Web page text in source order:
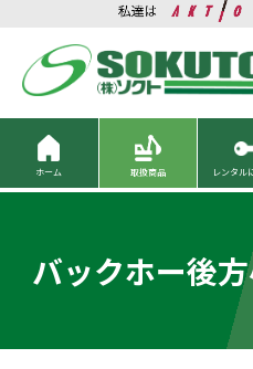
ホーム 取扱商品 レンタル
バックホー後